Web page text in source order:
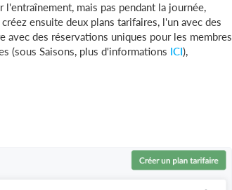
mais pas pendant la journée,
ensuite deux plans tarifaires, l'un avec des
des réservations uniques pour les membres
(sous Saisons, plus d'informations ICI),